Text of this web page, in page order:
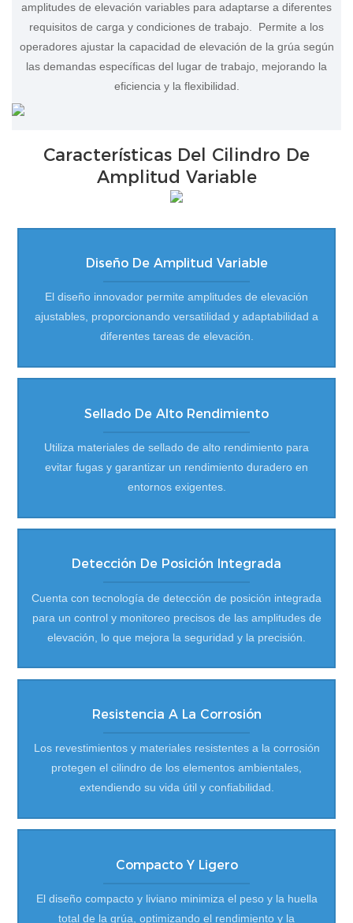
amplitudes de elevación variables para adaptarse a diferentes
requisitos de carga y condiciones de trabajo. Permite a los
operadores ajustar la capacidad de elevación de la grúa según
las demandas específicas del lugar de trabajo, mejorando la
eficiencia y la flexibilidad.
Características Del Cilindro De
Amplitud Variable
Diseño De Amplitud Variable
El diseño innovador permite amplitudes de elevación
ajustables, proporcionando versatilidad y adaptabilidad a
diferentes tareas de elevación.
Sellado De Alto Rendimiento
Utiliza materiales de sellado de alto rendimiento para
evitar fugas y garantizar un rendimiento duradero en
entornos exigentes.
Detección De Posición Integrada
Cuenta con tecnología de detección de posición integrada
para un control y monitoreo precisos de las amplitudes de
elevación, lo que mejora la seguridad y la precisión.
Resistencia A La Corrosión
Los revestimientos y materiales resistentes a la corrosión
protegen el cilindro de los elementos ambientales,
extendiendo su vida útil y confiabilidad.
Compacto Y Ligero
El diseño compacto y liviano minimiza el peso y la huella
total de la grúa, optimizando el rendimiento y la